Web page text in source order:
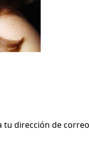
dirección de